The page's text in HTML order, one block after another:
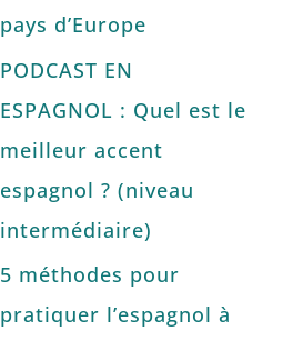
pays d’Europe
PODCAST EN
ESPAGNOL : Quel est le
meilleur accent
espagnol ? (niveau
intermédiaire)
5 méthodes pour
pratiquer l’espagnol à